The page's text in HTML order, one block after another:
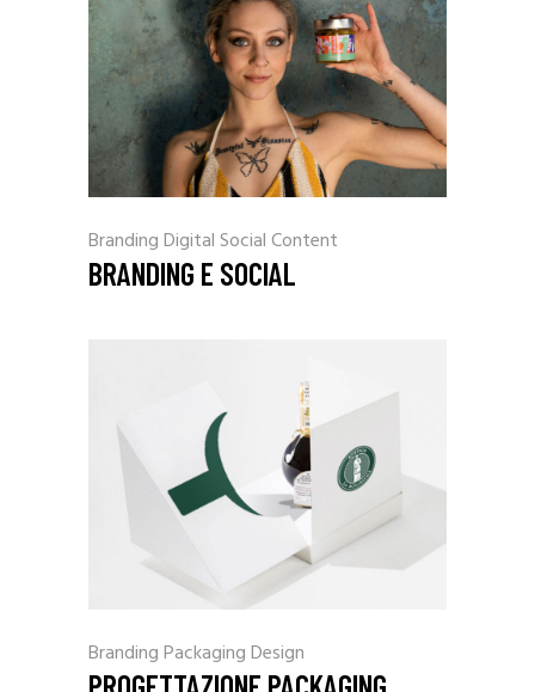
BrandingDigitalSocial Content
BRANDING E SOCIAL
BrandingPackaging Design